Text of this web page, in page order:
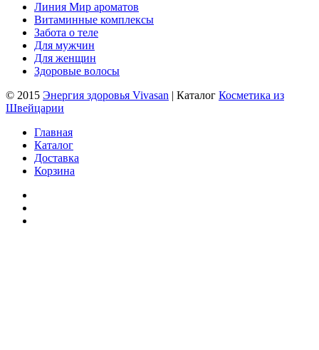
Линия Мир ароматов
Витаминные комплексы
Забота о теле
Для мужчин
Для женщин
Здоровые волосы
© 2015 Энергия здоровья Vivasan | Каталог Косметика из
Швейцарии
Главная
Каталог
Доставка
Корзина